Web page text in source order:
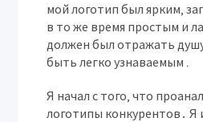
мой логотип был ярким‚
в то же время простым и
должен был отражать
быть легко узнаваемым․
Я начал с того‚ что
логотипы конкурентов․ Я